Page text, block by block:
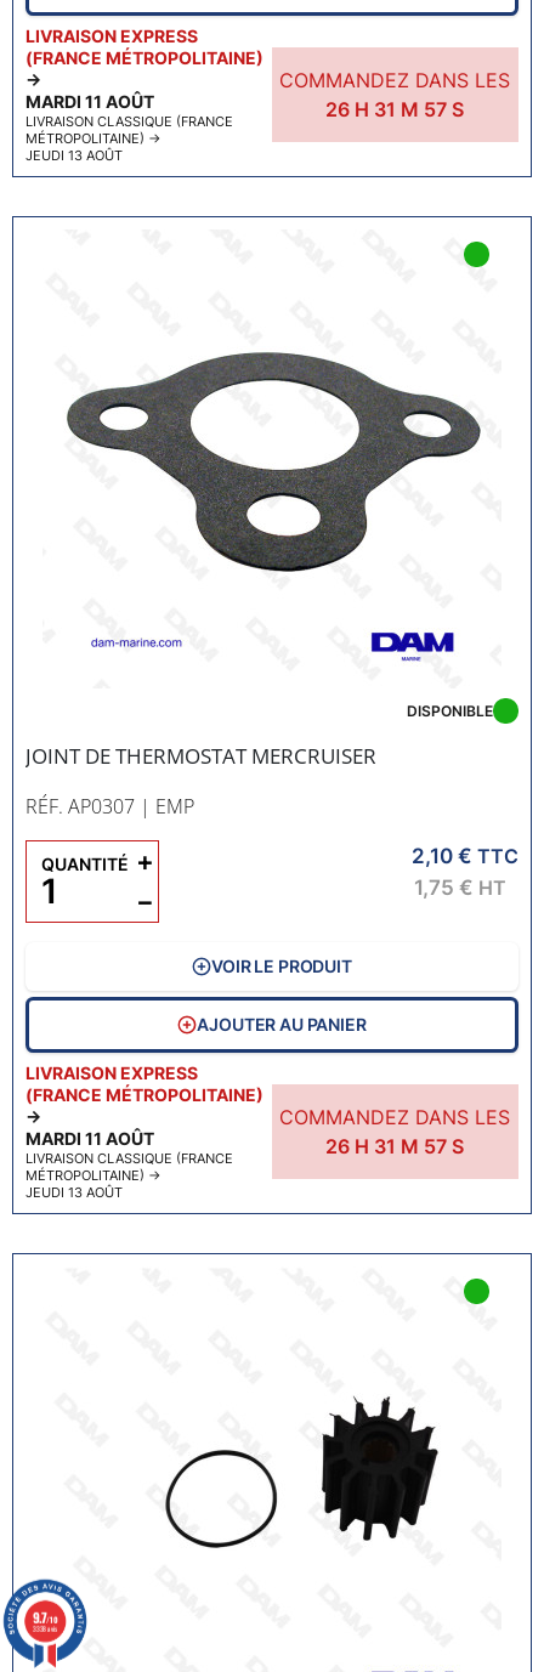
LIVRAISON EXPRESS
(FRANCE MÉTROPOLITAINE)
→
MARDI 11 AOÛT
LIVRAISON CLASSIQUE (FRANCE
MÉTROPOLITAINE) →
JEUDI 13 AOÛT
COMMANDEZ DANS LES
26H 31 M 56 S
JOINT DE THERMOSTAT MERCRUISER
RÉF. AP0307 | EMP
LIVRAISON EXPRESS
(FRANCE MÉTROPOLITAINE)
→
MARDI 11 AOÛT
LIVRAISON CLASSIQUE (FRANCE
MÉTROPOLITAINE) →
JEUDI 13 AOÛT
COMMANDEZ DANS LES
26H 31 M 56 S
DISPONIBLE
2,10 € TTC
1,75 € HT
QUANTITÉ
−
+
VOIR LE PRODUIT
AJOUTER AU PANIER
9.7/10
3338 avis